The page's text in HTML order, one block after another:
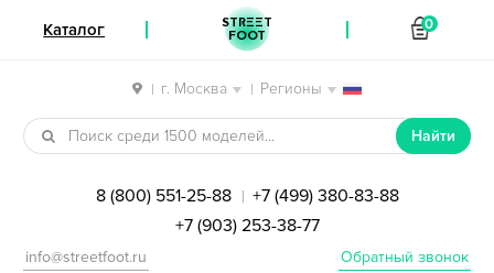
| г. Москва | Регионы
Перейти к навигации
Перейти к содержимому
Найти
8 (800) 551-25-88 | +7 (499) 380-83-88
+7 (903) 253-38-77
Обратный звонок
info@streetfoot.ru
Каталог STREET
FOOT
0